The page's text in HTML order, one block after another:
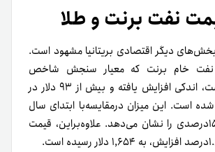
نفت برنت و طلا
دیگر اقتصادی بریتانیا مشهود است.
نفت خام برنت که معیار سنجش شاخص
بازارهای انرژی است، اندکی افزایش یافته و بیش از ۹۳ دلار در
است. این میزان درمقایسه‌با ابتدای سال
افزایش بیش از ۱۵درصدی را نشان می‌دهد. علاوه‌براین، قیمت